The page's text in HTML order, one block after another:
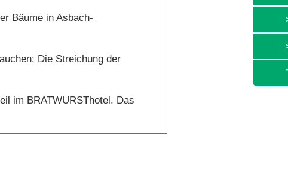
Bäume in Asbach-
Die Streichung der
im BRATWURSThotel. Das